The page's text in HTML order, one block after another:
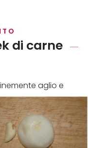
di carne
aglio e